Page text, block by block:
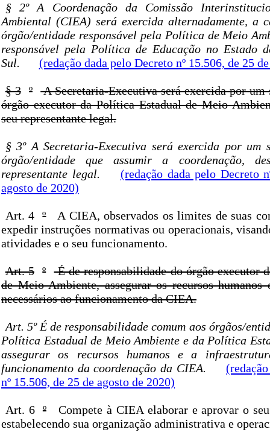
§ 2º A Coordenação da Comissão
Ambiental (CIEA) será exercida alternadamente, a
órgão/entidade responsável pela Política de Meio
responsável pela Política de Educação no Estado
Sul.
(redação dada pelo Decreto nº 15.506, de 25
§ 3 º
A Secretaria-Executiva será exercida por
órgão executor da Política Estadual de Meio
seu representante legal.
§ 3º A Secretaria-Executiva será exercida por um
órgão/entidade que assumir a coordenação,
representante legal.
(redação dada pelo Decreto
agosto de 2020)
Art. 4 º
A CIEA, observados os limites de suas
expedir instruções normativas ou operacionais,
atividades e o seu funcionamento.
Art. 5 º
É de responsabilidade do órgão executor
de Meio Ambiente, assegurar os recursos humanos
necessários ao funcionamento da CIEA.
Art. 5º É de responsabilidade comum aos órgãos/
Política Estadual de Meio Ambiente e da Política
assegurar os recursos humanos e a
funcionamento da coordenação da CIEA.
nº 15.506, de 25 de agosto de 2020)
Art. 6 º
Compete à CIEA elaborar e aprovar o
estabelecendo sua organização administrativa e